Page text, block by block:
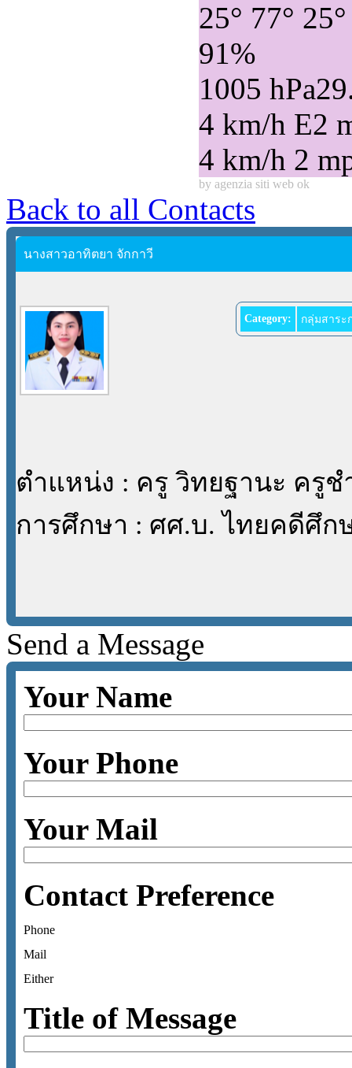
25° 77° 25°
91%
1005 hPa
4 km/h E2
4 km/h 2
by agenzia siti web ok
Back to all Contacts
นางสาวอาทิตยา จักกาวี
Category: กลุ่มสาระ
ตำแหน่ง : ครู วิทยฐานะ ครู
การศึกษา : ศศ.บ. ไทยคดีศึก
Send a Message
Your Name
Your Phone
Your Mail
Contact Preference
Phone
Mail
Either
Title of Message